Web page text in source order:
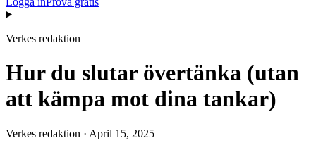
Verkes redaktion
Hur du slutar övertänka (utan
att kämpa mot dina tankar)
Verkes redaktion · April 15, 2025